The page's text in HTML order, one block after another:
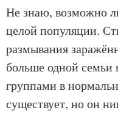
Не знаю, возможно
целой популяции.
размывания
больше одной семьи
группами в
существует, но он